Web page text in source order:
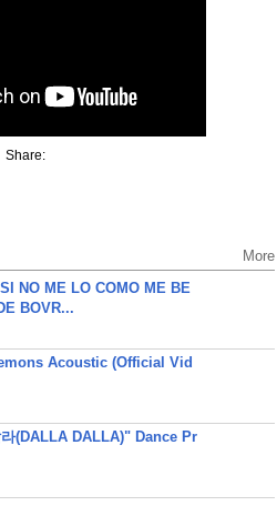
Share:
More
NO ME LO COMO ME BE
BOVR...
Acoustic (Official Vid
(DALLA DALLA)" Dance Pr